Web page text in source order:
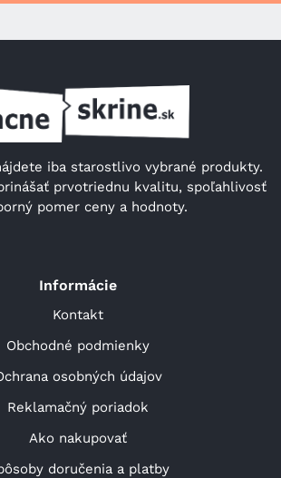
iba starostlivo vybrané produkty.
prvotriednu kvalitu, spoľahlivosť
pomer ceny a hodnoty.
Informácie
Kontakt
Obchodné podmienky
osobných údajov
Reklamačný poriadok
Ako nakupovať
doručenia a platby